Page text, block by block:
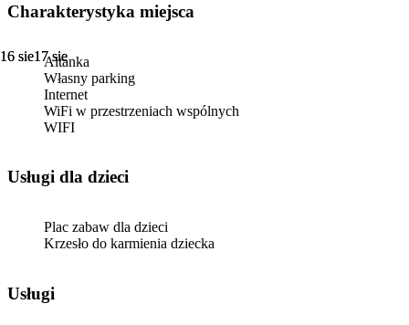
16 sie17 sie
16 sie17 sie
Charakterystyka miejsca
Altanka
Własny parking
Internet
WiFi w przestrzeniach wspólnych
WIFI
usługi dla dzieci
Plac zabaw dla dzieci
Krzesło do karmienia dziecka
Usługi